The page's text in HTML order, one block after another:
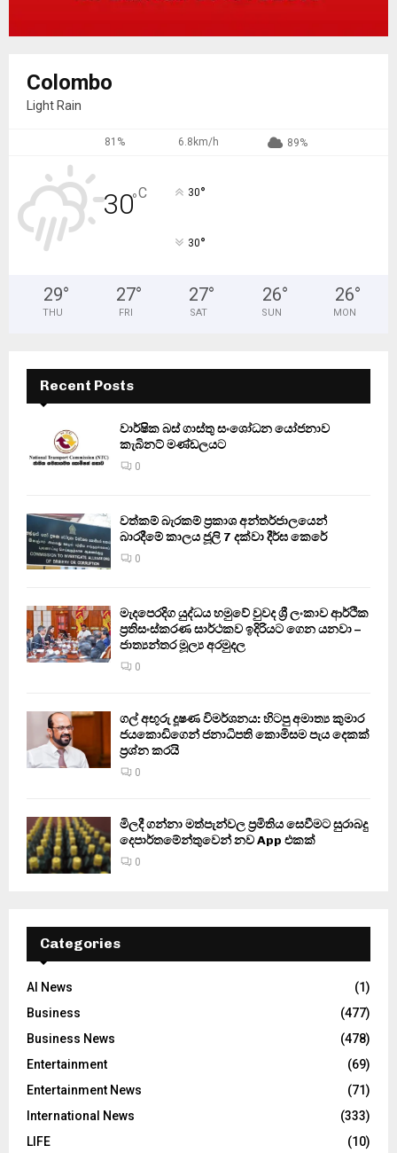
Colombo
Light Rain
81% 6.8km/h 89%
30°C 30°
30°
29°
THU
27°
FRI
27°
SAT
26°
SUN
26°
MON
Recent Posts
වාර්ෂික බස් ගාස්තු සංශෝධන යෝජනාව
කැබිනට් මණ්ඩලයට
0
වත්කම් බැරකම් ප්‍රකාශ අන්තර්ජාලයෙන්
බාරදීමේ කාලය ජූලි 7 දක්වා දීර්ඝ කෙරේ
0
මැදපෙරදිග යුද්ධය හමුවේ වුවද ශ්‍රී ලංකාව ආර්ථික
ප්‍රතිසංස්කරණ සාර්ථකව ඉදිරියට ගෙන යනවා –
ජාත්‍යන්තර මූල්‍ය අරමුදල
0
ගල් අඟුරු දූෂණ විමර්ශනය: හිටපු අමාත්‍ය කුමාර
ජයකොඩිගෙන් ජනාධිපති කොමිසම පැය දෙකක්
ප්‍රශ්න කරයි
0
මිලදී ගන්නා මත්පැන්වල ප්‍රමිතිය සෙවීමට සුරාබදු
දෙපාර්තමේන්තුවෙන් නව App එකක්
0
Categories
AI News
(1)
Business
(477)
Business News
(478)
Entertainment
(69)
Entertainment News
(71)
International News
(333)
LIFE
(10)